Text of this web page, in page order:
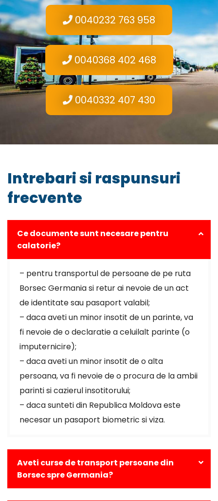
0040232 763 958
0040368 402 468
0040332 407 430
Intrebari si raspunsuri
frecvente
Ce documente sunt necesare pentru
calatorie?
– pentru transportul de persoane de pe ruta
Borsec Germania si retur ai nevoie de un act
de identitate sau pasaport valabil;
– daca aveti un minor insotit de un parinte, va
fi nevoie de o declaratie a celuilalt parinte (o
imputernicire);
– daca aveti un minor insotit de o alta
persoana, va fi nevoie de o procura de la ambii
parinti si cazierul insotitorului;
– daca sunteti din Republica Moldova este
necesar un pasaport biometric si viza.
Aveti curse de transport persoane din
Borsec spre Germania?